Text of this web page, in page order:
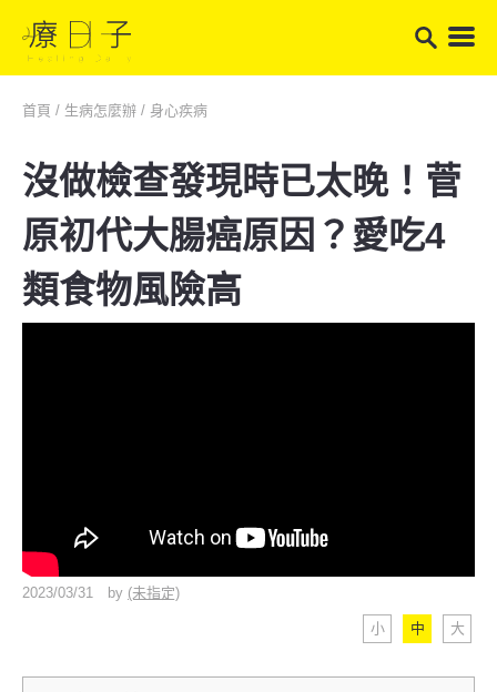
首頁 / 生病怎麼辦 / 身心疾病
沒做檢查發現時已太晚！菅
原初代大腸癌原因？愛吃4
類食物風險高
2023/03/31 by (未指定)
小 中 大